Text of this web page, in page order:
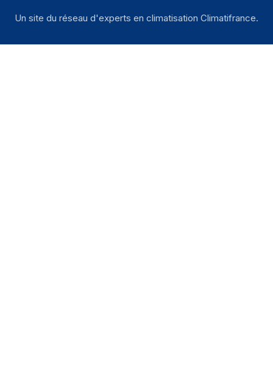
Un site du réseau d'experts en climatisation Climatifrance.